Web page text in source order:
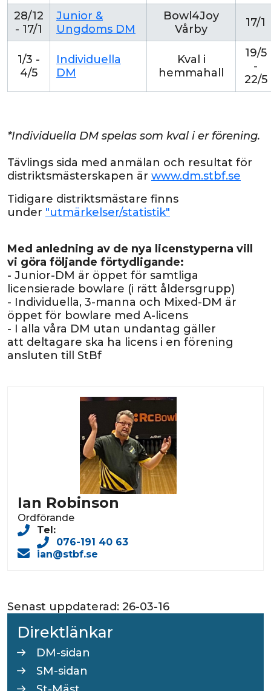
Direktlänkar
DM-sidan
SM-sidan
28/12
- 17/1
Junior &
Ungdoms DM
Bowl4Joy
Vårby
17/1
1/3 -
4/5
Individuella
DM
Kval i
hemmahall
19/5
-
22/5
*Individuella DM spelas som kval i er förening.
Tävlings sida med anmälan och resultat för
distriktsmästerskapen är www.dm.stbf.se
Tidigare distriktsmästare finns
under "utmärkelser/statistik"
Med anledning av de nya licenstyperna vill
vi göra följande förtydligande:
- Junior-DM är öppet för samtliga
licensierade bowlare (i rätt åldersgrupp)
- Individuella, 3-manna och Mixed-DM är
öppet för bowlare med A-licens
- I alla våra DM utan undantag gäller
att deltagare ska ha licens i en förening
ansluten till StBf
Ian Robinson
Tel:
076-191 40 63
Ordförande
ian@stbf.se
Senast uppdaterad: 26-03-16